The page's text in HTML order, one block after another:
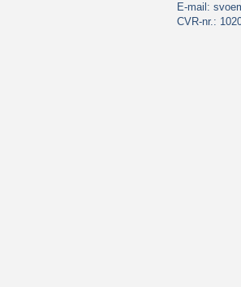
E-mail:
CVR-nr.: